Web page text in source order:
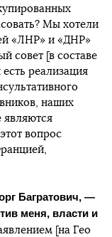
Мы хотели
«ЛНР» и «ДНР»
совет [в составе
реализация
наших
являются
вопрос
Багратович, —
меня, власти и
[на Гео